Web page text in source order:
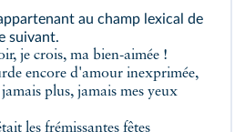
au champ lexical de
suivant.
je crois, ma bien-aimée !
encore d'amour inexprimée,
plus, jamais mes yeux
les frémissantes fêtes